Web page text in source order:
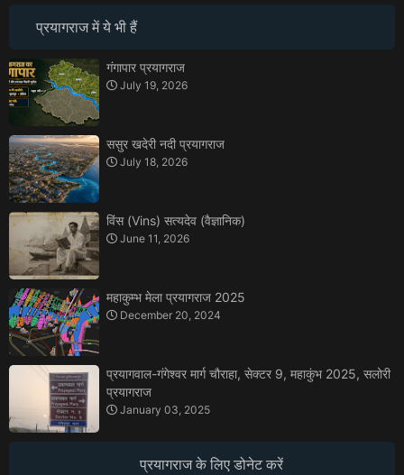
प्रयागराज में ये भी हैं
गंगापार प्रयागराज
July 19, 2026
ससुर खदेरी नदी प्रयागराज
July 18, 2026
विंस (Vins) सत्यदेव (वैज्ञानिक)
June 11, 2026
महाकुम्भ मेला प्रयागराज 2025
December 20, 2024
प्रयागवाल-गंगेश्वर मार्ग चौराहा, सेक्टर 9, महाकुंभ 2025, सलोरी
प्रयागराज
January 03, 2025
प्रयागराज के लिए डोनेट करें